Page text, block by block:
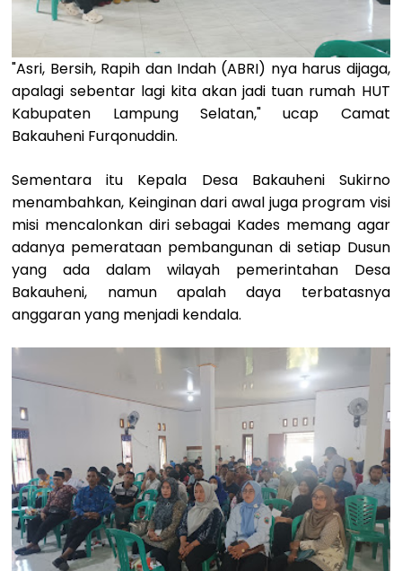
"Asri, Bersih, Rapih dan Indah (ABRI) nya harus dijaga,
apalagi sebentar lagi kita akan jadi tuan rumah HUT
Kabupaten Lampung Selatan," ucap Camat
Bakauheni Furqonuddin.
Sementara itu Kepala Desa Bakauheni Sukirno
menambahkan, Keinginan dari awal juga program visi
misi mencalonkan diri sebagai Kades memang agar
adanya pemerataan pembangunan di setiap Dusun
yang ada dalam wilayah pemerintahan Desa
Bakauheni, namun apalah daya terbatasnya
anggaran yang menjadi kendala.